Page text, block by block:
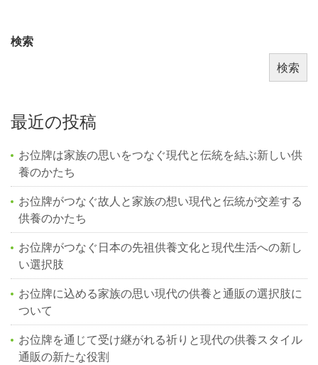
検索
検索
最近の投稿
お位牌は家族の思いをつなぐ現代と伝統を結ぶ新しい供
養のかたち
お位牌がつなぐ故人と家族の想い現代と伝統が交差する
供養のかたち
お位牌がつなぐ日本の先祖供養文化と現代生活への新し
い選択肢
お位牌に込める家族の思い現代の供養と通販の選択肢に
ついて
お位牌を通じて受け継がれる祈りと現代の供養スタイル
通販の新たな役割